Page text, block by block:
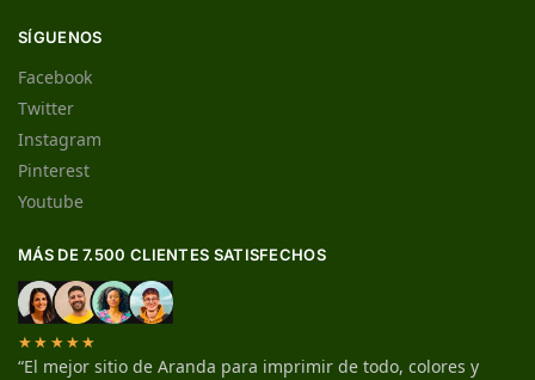
SÍGUENOS
Facebook
Twitter
Instagram
Pinterest
Youtube
MÁS DE 7.500 CLIENTES SATISFECHOS
★★★★★
“El mejor sitio de Aranda para imprimir de todo, colores y